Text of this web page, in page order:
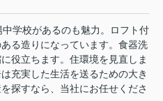
学校があるのも魅力。ロフト付
る造りになっています。食器洗
役立ちます。住環境を見直しま
充実した生活を送るための大き
探すなら、当社にお任せくださ